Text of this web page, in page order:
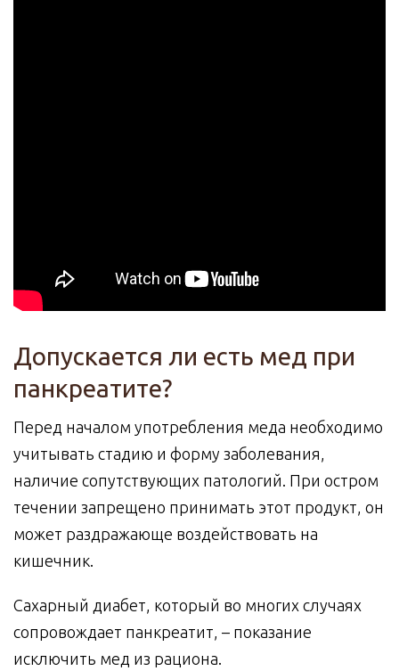
Допускается ли есть мед при
панкреатите?
Перед началом употребления меда необходимо
учитывать стадию и форму заболевания,
наличие сопутствующих патологий. При остром
течении запрещено принимать этот продукт, он
может раздражающе воздействовать на
кишечник.
Сахарный диабет, который во многих случаях
сопровождает панкреатит, – показание
исключить мед из рациона.